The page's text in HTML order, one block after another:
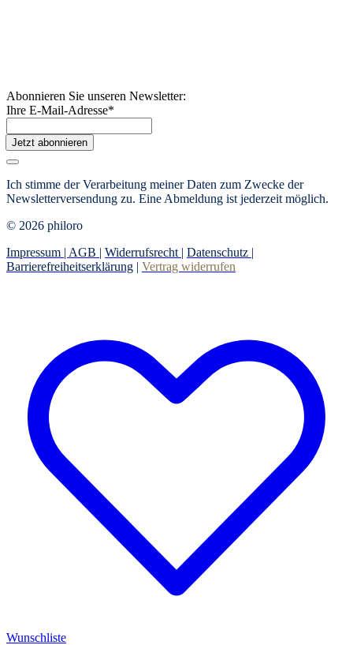
Abonnieren Sie unseren Newsletter:
Ihre E-Mail-Adresse*
Jetzt abonnieren
Ich stimme der Verarbeitung meiner Daten zum Zwecke der
Newsletterversendung zu. Eine Abmeldung ist jederzeit möglich.
© 2026 philoro
Impressum | AGB | Widerrufsrecht | Datenschutz |
Barrierefreiheitserklärung | Vertrag widerrufen
Wunschliste